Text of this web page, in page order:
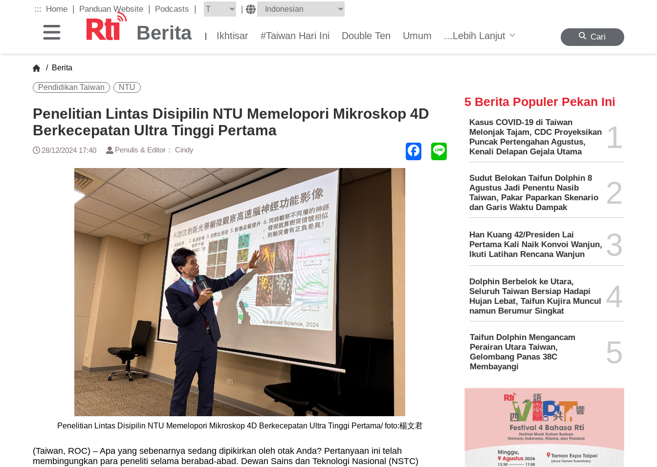
::: Home Panduan Website Podcasts |
Berita Ikhtisar #Taiwan Hari Ini Double Ten Umum ...Lebih Lanjut Cari
/ Berita
Pendidikan Taiwan NTU
Penelitian Lintas Disipilin NTU Memelopori Mikroskop 4D
Berkecepatan Ultra Tinggi Pertama
28/12/2024 17:40 Penulis & Editor： Cindy
Penelitian Lintas Disipilin NTU Memelopori Mikroskop 4D Berkecepatan Ultra Tinggi Pertama/ foto:楊文君
(Taiwan, ROC) – Apa yang sebenarnya sedang dipikirkan oleh otak Anda? Pertanyaan ini telah
membingungkan para peneliti selama berabad-abad. Dewan Sains dan Teknologi Nasional (NSTC)
5 Berita Populer Pekan Ini
Kasus COVID-19 di Taiwan
Melonjak Tajam, CDC Proyeksikan
Puncak Pertengahan Agustus,
Kenali Delapan Gejala Utama
1
Sudut Belokan Taifun Dolphin 8
Agustus Jadi Penentu Nasib
Taiwan, Pakar Paparkan Skenario
dan Garis Waktu Dampak
2
Han Kuang 42/Presiden Lai
Pertama Kali Naik Konvoi Wanjun,
Ikuti Latihan Rencana Wanjun
3
Dolphin Berbelok ke Utara,
Seluruh Taiwan Bersiap Hadapi
Hujan Lebat, Taifun Kujira Muncul
namun Berumur Singkat
4
Taifun Dolphin Mengancam
Perairan Utara Taiwan,
Gelombang Panas 38C
Membayangi
5